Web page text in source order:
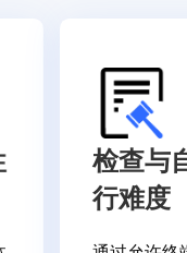
检查与
行难度